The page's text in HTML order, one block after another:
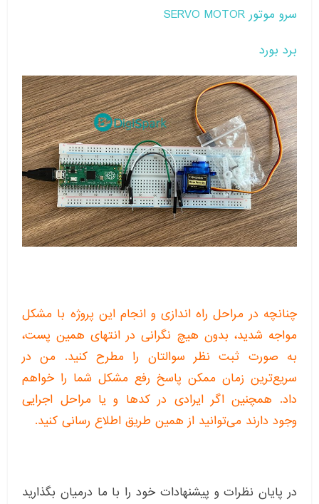
سرو موتور SERVO MOTOR
برد بورد
چنانچه در مراحل راه اندازی و انجام این پروژه با مشکل
مواجه شدید، بدون هیچ نگرانی در انتهای همین پست،
به صورت ثبت نظر سوالتان را مطرح کنید. من در
سریع‌ترین زمان ممکن پاسخ رفع مشکل شما را خواهم
داد. همچنین اگر ایرادی در کدها و یا مراحل اجرایی
وجود دارند می‌توانید از همین طریق اطلاع رسانی کنید.
در پایان نظرات و پیشنهادات خود را با ما درمیان بگذارید